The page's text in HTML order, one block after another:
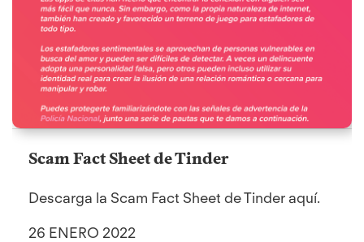
Scam Fact Sheet de Tinder
Descarga la Scam Fact Sheet de Tinder aquí.
26 ENERO 2022